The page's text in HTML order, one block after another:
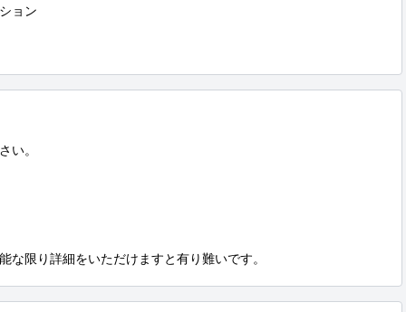
ョン
い。
な限り詳細をいただけますと有り難いです。